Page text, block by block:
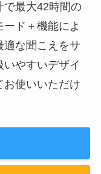
で最大42時間の
ド＋機能によ
適な聞こえをサ
やすいデザイ
お使いいただけ